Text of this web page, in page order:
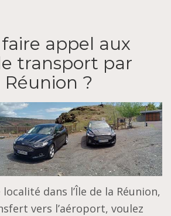
appel aux
transport par
Réunion ?
dans l’Île de la Réunion,
vers l’aéroport, voulez